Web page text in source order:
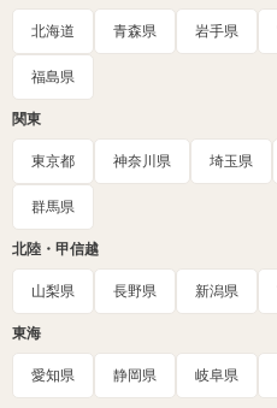
北海道 青森県 岩手県
福島県
関東
東京都 神奈川県 埼玉県
群馬県
北陸・甲信越
山梨県 長野県 新潟県
東海
愛知県 静岡県 岐阜県